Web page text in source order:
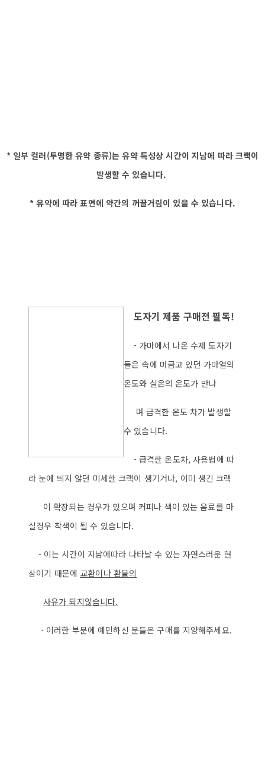
* 일부 컬러(투명한 유약 종류)는 유약 특성상 시간이 지남에 따라 크랙이
발생할 수 있습니다.
* 유약에 따라 표면에 약간의 꺼끌거림이 있을 수 있습니다.
도자기 제품 구매전 필독!
- 가마에서 나온 수제 도자기
들은 속에 머금고 있던 가마열의
온도와 실온의 온도가 만나
며 급격한 온도 차가 발생할
수 있습니다.
- 급격한 온도차, 사용법에 따
라 눈에 띄지 않던 미세한 크랙이 생기거나, 이미 생긴 크랙
이 확장되는 경우가 있으며 커피나 색이 있는 음료를 마
실경우 착색이 될 수 있습니다.
- 이는 시간이 지남에따라 나타날 수 있는 자연스러운 현
상이기 때문에 교환이나 환불의
사유가 되지않습니다.
- 이러한 부분에 예민하신 분들은 구매를 지양해주세요.